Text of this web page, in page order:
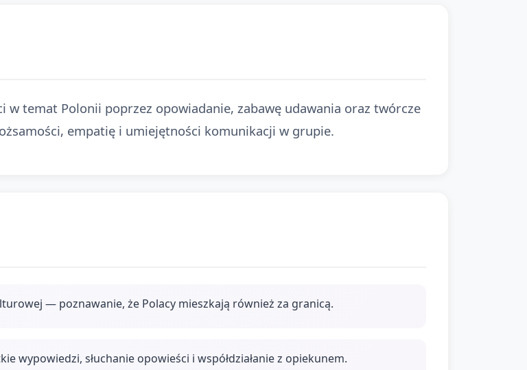
w temat Polonii poprzez opowiadanie, zabawę udawania oraz twórcze
empatię i umiejętności komunikacji w grupie.
— poznawanie, że Polacy mieszkają również za granicą.
wypowiedzi, słuchanie opowieści i współdziałanie z opiekunem.